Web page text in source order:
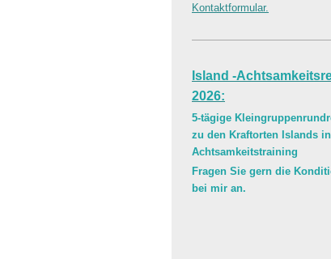
Kontaktformular.
Island -
2026:
5-tägige
zu den Kraftorten Islands
Achtsamkeitstraining
Fragen Sie gern die
bei mir an.